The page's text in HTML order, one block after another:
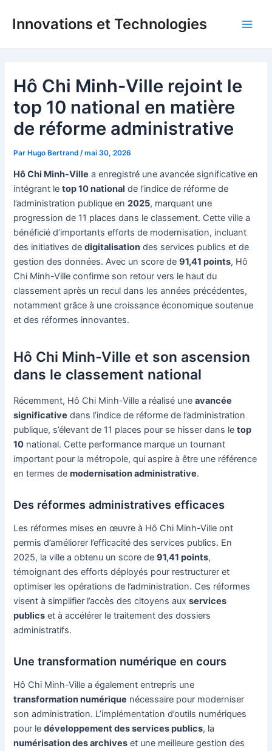
Innovations et Technologies
Hô Chi Minh-Ville rejoint le
top 10 national en matière
de réforme administrative
ParHugo Bertrand /mai 30, 2026
Hô Chi Minh-Ville a enregistré une avancée significative en
intégrant letop 10 national de l’indice de réforme de
l’administration publique en2025, marquant une
progression de 11 places dans le classement. Cette ville a
bénéficié d’importants efforts de modernisation, incluant
des initiatives dedigitalisation des services publics et de
gestion des données. Avec un score de91,41 points, Hô
Chi Minh-Ville confirme son retour vers le haut du
classement après un recul dans les années précédentes,
notamment grâce à une croissance économique soutenue
et des réformes innovantes.
Hô Chi Minh-Ville et son ascension
dans le classement national
Récemment, Hô Chi Minh-Ville a réalisé uneavancée
significative dans l’indice de réforme de l’administration
publique, s’élevant de 11 places pour se hisser dans letop
10 national. Cette performance marque un tournant
important pour la métropole, qui aspire à être une référence
en termes demodernisation administrative.
Des réformes administratives efficaces
Les réformes mises en œuvre à Hô Chi Minh-Ville ont
permis d’améliorer l’efficacité des services publics. En
2025, la ville a obtenu un score de91,41 points,
témoignant des efforts déployés pour restructurer et
optimiser les opérations de l’administration. Ces réformes
visent à simplifier l’accès des citoyens auxservices
publics et à accélérer le traitement des dossiers
administratifs.
Une transformation numérique en cours
Hô Chi Minh-Ville a également entrepris une
transformation numérique nécessaire pour moderniser
son administration. L’implémentation d’outils numériques
pour ledéveloppement des services publics, la
numérisation des archives et une meilleure gestion des